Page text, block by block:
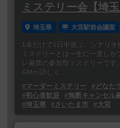
ミステリー会【埼玉
埼玉県 大宮駅前会議室
1卓だけで1日中遊ぶ、シナリ
ミステリーとは一生に一度し
レ厳禁の参加型ミステリーです
GMが詳しく...
#マーダーミステリー
#どなた
#初心者歓迎
#無断キャンセル
#埼玉県
#さいたま市 #大宮